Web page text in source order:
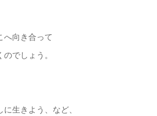
へ向き合って
でしょう。
生きよう、など、